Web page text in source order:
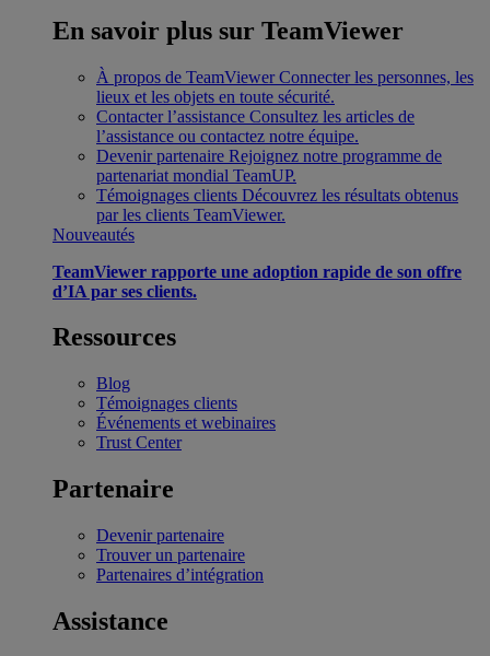
En savoir plus sur TeamViewer
À propos de TeamViewer Connecter les personnes, les
lieux et les objets en toute sécurité.
Contacter l’assistance Consultez les articles de
l’assistance ou contactez notre équipe.
Devenir partenaire Rejoignez notre programme de
partenariat mondial TeamUP.
Témoignages clients Découvrez les résultats obtenus
par les clients TeamViewer.
Nouveautés
TeamViewer rapporte une adoption rapide de son offre
d’IA par ses clients.
Ressources
Blog
Témoignages clients
Événements et webinaires
Trust Center
Partenaire
Devenir partenaire
Trouver un partenaire
Partenaires d’intégration
Assistance